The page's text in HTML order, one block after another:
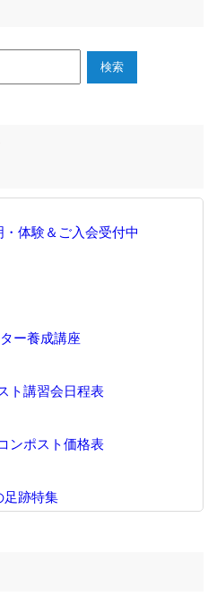
体験＆ご入会受付中
ー養成講座
ト講習会日程表
ンポスト価格表
足跡特集